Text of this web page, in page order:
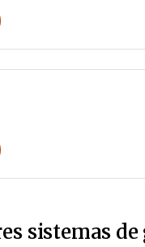
sistemas